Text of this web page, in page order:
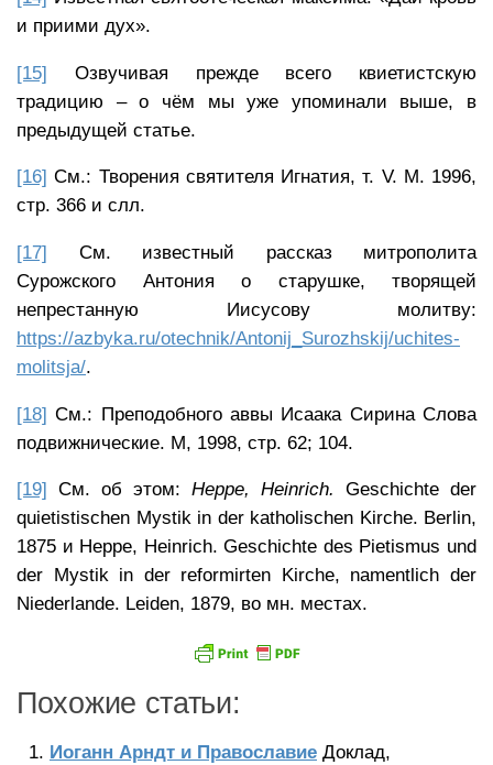
и приими дух».
[15] Озвучивая прежде всего квиетистскую
традицию – о чём мы уже упоминали выше, в
предыдущей статье.
[16] См.: Творения святителя Игнатия, т. V. М. 1996,
стр. 366 и слл.
[17] См. известный рассказ митрополита
Сурожского Антония о старушке, творящей
непрестанную Иисусову молитву:
https://azbyka.ru/otechnik/Antonij_Surozhskij/uchites-
molitsja/.
[18] См.: Преподобного аввы Исаака Сирина Слова
подвижнические. М, 1998, стр. 62; 104.
[19] См. об этом: Heppe, Heinrich. Geschichte der
quietistischen Mystik in der katholischen Kirche. Berlin,
1875 и Heppe, Heinrich. Geschichte des Pietismus und
der Mystik in der reformirten Kirche, namentlich der
Niederlande. Leiden, 1879, во мн. местах.
Похожие статьи:
Иоганн Арндт и Православие Доклад,